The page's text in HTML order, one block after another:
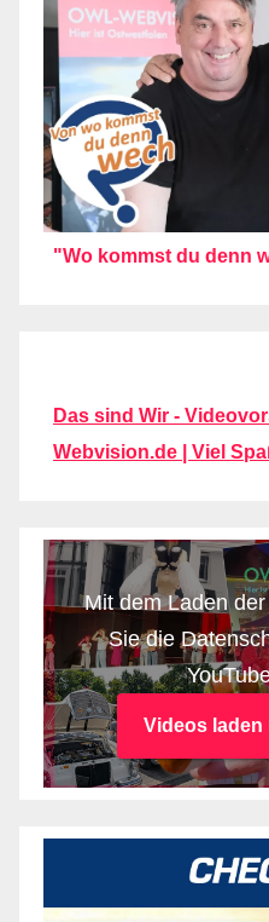
"Wo kommst du denn
Das sind Wir -
Webvision.de | Viel
Mit dem Laden
Sie die
Videos laden